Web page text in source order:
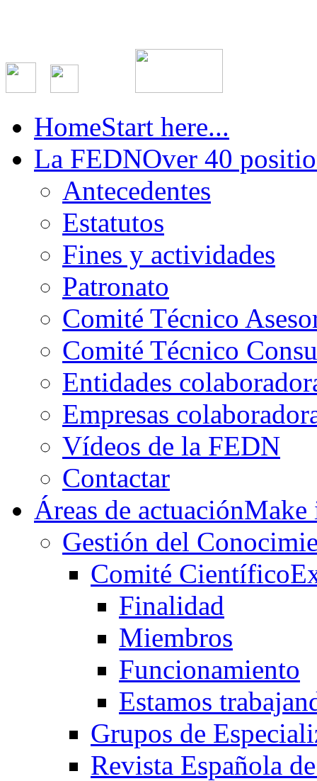
HomeStart here...
La FEDNOver 40
Antecedentes
Estatutos
Fines y actividades
Patronato
Comité Técnico
Comité Técnico
Entidades
Empresas
Vídeos de la FEDN
Contactar
Áreas de actuación
Gestión del
Comité Científico
Finalidad
Miembros
Funcionamiento
Estamos
Grupos de
Revista Española